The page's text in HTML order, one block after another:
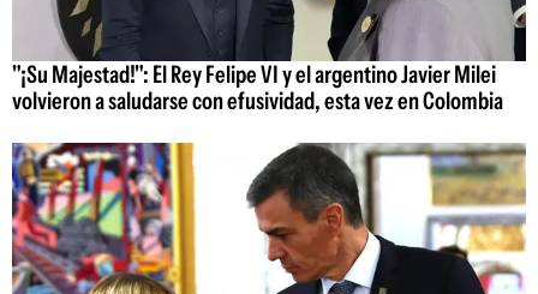
"¡Su Majestad!": El Rey Felipe VI y el argentino Javier Milei
volvieron a saludarse con efusividad, esta vez en Colombia